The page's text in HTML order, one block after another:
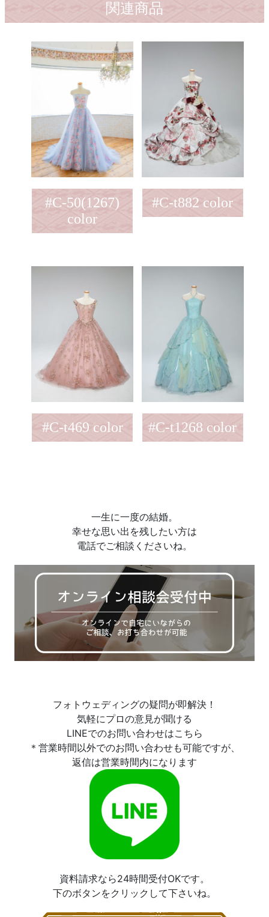
関連商品
#C-50(1267)
color
#C-t882 color
#C-t469 color #C-t1268 color
一生に一度の結婚。
幸せな思い出を残したい方は
電話でご相談くださいね。
フォトウェディングの疑問が即解決！
気軽にプロの意見が聞ける
LINEでのお問い合わせはこちら
＊営業時間以外でのお問い合わせも可能ですが、
返信は営業時間内になります
資料請求なら24時間受付OKです。
下のボタンをクリックして下さいね。